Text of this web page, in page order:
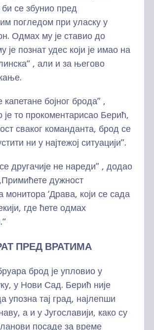
се збунио пред
погледом при уласку у
Одмах му је ставио до
је познат удес који је имао на
, али и за његово
капетане бојног брода” ,
је то прокоментарисао Берић,
сваког команданта, брод се
ни у најтежој ситуацији”.
другачије не нареди” , додао
дужност
монитора ‘Драва, који се сада
где ћете одмах
ПРЕД ВРАТИМА
брод је упловио у
у Нови Сад. Берић није
упозна тај град, најлепши
а и у Југославији, како су
посаде за време